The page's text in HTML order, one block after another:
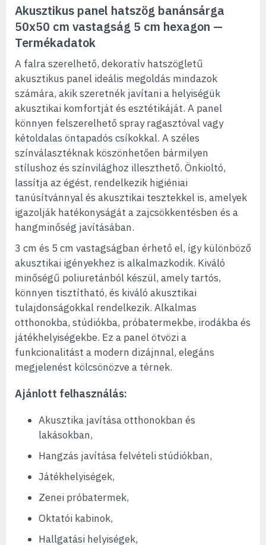
Akusztikus panel hatszög banánsárga
50x50 cm vastagság 5 cm hexagon —
Termékadatok
A falra szerelhető, dekoratív hatszögletű
akusztikus panel ideális megoldás mindazok
számára, akik szeretnék javítani a helyiségük
akusztikai komfortját és esztétikáját. A panel
könnyen felszerelhető spray ragasztóval vagy
kétoldalas öntapadós csíkokkal. A széles
színválasztéknak köszönhetően bármilyen
stílushoz és színvilághoz illeszthető. Önkioltó,
lassítja az égést, rendelkezik higiéniai
tanúsítvánnyal és akusztikai tesztekkel is, amelyek
igazolják hatékonyságát a zajcsökkentésben és a
hangminőség javításában.
3 cm és 5 cm vastagságban érhető el, így különböző
akusztikai igényekhez is alkalmazkodik. Kiváló
minőségű poliuretánból készül, amely tartós,
könnyen tisztítható, és kiváló akusztikai
tulajdonságokkal rendelkezik. Alkalmas
otthonokba, stúdiókba, próbatermekbe, irodákba és
játékhelyiségekbe. Ez a panel ötvözi a
funkcionalitást a modern dizájnnal, elegáns
megjelenést kölcsönözve a térnek.
Ajánlott felhasználás:
Akusztika javítása otthonokban és
lakásokban,
Hangzás javítása felvételi stúdiókban,
Játékhelyiségek,
Zenei próbatermek,
Oktatói kabinok,
Hallgatási helyiségek,